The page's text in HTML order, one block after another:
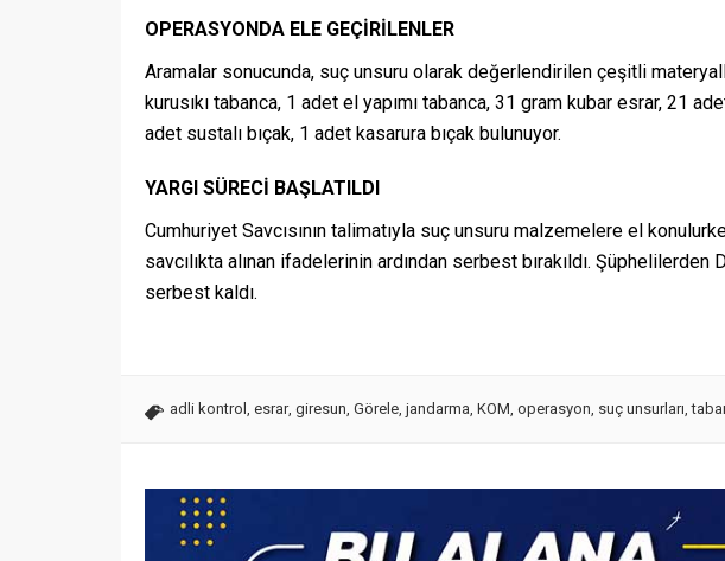
OPERASYONDA ELE GEÇİRİLENLER
Aramalar sonucunda, suç unsuru olarak değerlendirilen çeşitli
kurusıkı tabanca, 1 adet el yapımı tabanca, 31 gram kubar esrar, 21
adet sustalı bıçak, 1 adet kasarura bıçak bulunuyor.
YARGI SÜRECİ BAŞLATILDI
Cumhuriyet Savcısının talimatıyla suç unsuru malzemelere el
savcılıkta alınan ifadelerinin ardından serbest bırakıldı.
serbest kaldı.
adli kontrol , esrar, giresun, Görele, jandarma, KOM, operasyon, suç unsurları,